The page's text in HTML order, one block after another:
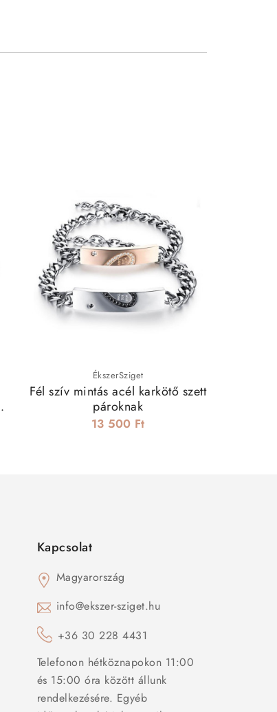
ÉkszerSziget
Fél szív mintás acél karkötő szett
pároknak
13 500 Ft
Kapcsolat
Magyarország
info@ekszer-sziget.hu
+36 30 228 4431
Telefonon hétköznapokon 11:00
és 15:00 óra között állunk
rendelkezésére. Egyéb